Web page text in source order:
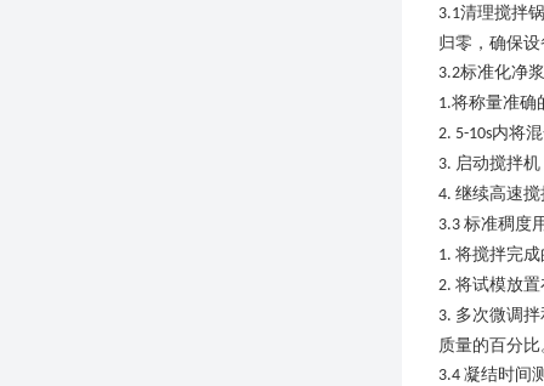
3.1清理搅拌
归零，确保
3.2标准化净
1.将称量准确
2. 5-10s内将
3. 启动搅拌
4. 继续高速搅
3.3 标准稠度
1. 将搅拌完
2. 将试模放
3. 多次微调
质量的百分比
3.4 凝结时间